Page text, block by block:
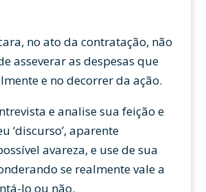
no ato da contratação, não
asseverar as despesas que
e no decorrer da ação.
e analise sua feição e
‘discurso’, aparente
avareza, e use de sua
se realmente vale a
lo ou não.